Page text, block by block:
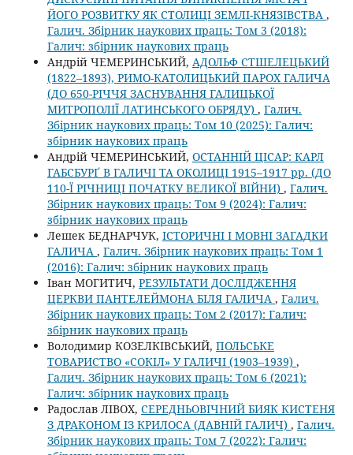
ЙОГО РОЗВИТКУ ЯК СТОЛИЦІ ЗЕМЛІ-КНЯЗІВСТВА ,
Галич. Збірник наукових праць: Том 3 (2018):
Галич: збірник наукових праць
Андрій ЧЕМЕРИНСЬКИЙ, АДОЛЬФ СТШЕЛЕЦЬКИЙ
(1822–1893), РИМО-КАТОЛИЦЬКИЙ ПАРОХ ГАЛИЧА
(ДО 650-РІЧЧЯ ЗАСНУВАННЯ ГАЛИЦЬКОЇ
МИТРОПОЛІЇ ЛАТИНСЬКОГО ОБРЯДУ) , Галич.
Збірник наукових праць: Том 10 (2025): Галич:
збірник наукових праць
Андрій ЧЕМЕРИНСЬКИЙ, ОСТАННІЙ ЦІСАР: КАРЛ
ГАБСБУРҐ В ГАЛИЧІ ТА ОКОЛИЦІ 1915–1917 рр. (ДО
110-Ї РІЧНИЦІ ПОЧАТКУ ВЕЛИКОЇ ВІЙНИ) , Галич.
Збірник наукових праць: Том 9 (2024): Галич:
збірник наукових праць
Лешек БЕДНАРЧУК, ІСТОРИЧНІ І МОВНІ ЗАГАДКИ
ГАЛИЧА , Галич. Збірник наукових праць: Том 1
(2016): Галич: збірник наукових праць
Іван МОГИТИЧ, РЕЗУЛЬТАТИ ДОСЛІДЖЕННЯ
ЦЕРКВИ ПАНТЕЛЕЙМОНА БІЛЯ ГАЛИЧА , Галич.
Збірник наукових праць: Том 2 (2017): Галич:
збірник наукових праць
Володимир КОЗЕЛКІВСЬКИЙ, ПОЛЬСЬКЕ
ТОВАРИСТВО «СОКІЛ» У ГАЛИЧІ (1903–1939) ,
Галич. Збірник наукових праць: Том 6 (2021):
Галич: збірник наукових праць
Радослав ЛІВОХ, СЕРЕДНЬОВІЧНИЙ БИЯК КИСТЕНЯ
З ДРАКОНОМ ІЗ КРИЛОСА (ДАВНІЙ ГАЛИЧ) , Галич.
Збірник наукових праць: Том 7 (2022): Галич: